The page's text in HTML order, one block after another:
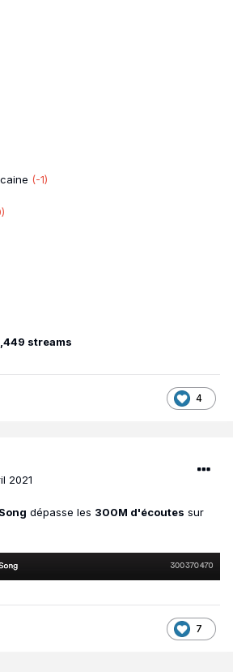
(-1)
streams
4
2021
dépasse les 300M d'écoutes sur
7